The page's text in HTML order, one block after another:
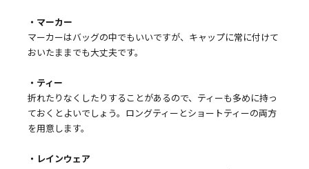
・マーカー
マーカーはバッグの中でもいいですが、キャップに常に付けて
おいたままでも大丈夫です。
・ティー
折れたりなくしたりすることがあるので、ティーも多めに持っ
ておくとよいでしょう。ロングティーとショートティーの両方
を用意します。
・レインウェア